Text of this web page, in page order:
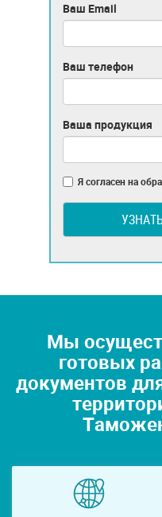
Ваш Email
Ваш телефон
Ваша продукция
Я согласен на
Мы
готовых
документов